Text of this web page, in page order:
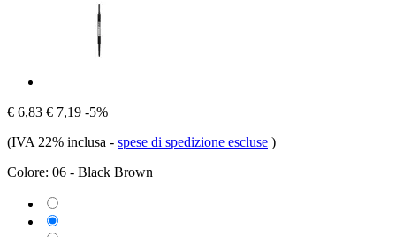
€ 6,83 € 7,19 -5%
(IVA 22% inclusa - spese di spedizione escluse )
Colore: 06 - Black Brown